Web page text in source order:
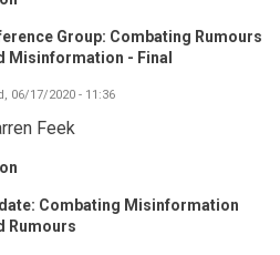
Group: Combating Rumours
Misinformation - Final
06/17/2020 - 11:36
Feek
Combating Misinformation
Rumours